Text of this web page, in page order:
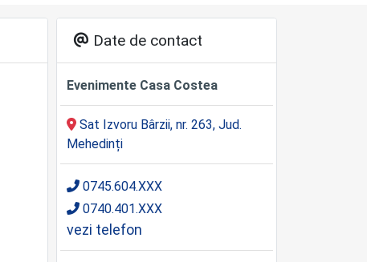
Date de contact
Evenimente Casa Costea
Sat Izvoru Bârzii, nr. 263, Jud.
Mehedinți
0745.604.XXX
0740.401.XXX
vezi telefon